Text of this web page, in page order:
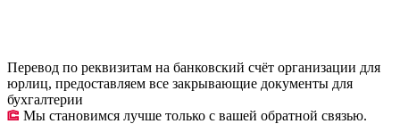
Перевод по реквизитам на банковский счёт организации для
юрлиц, предоставляем все закрывающие документы для
бухгалтерии
Мы становимся лучше только с вашей обратной связью.